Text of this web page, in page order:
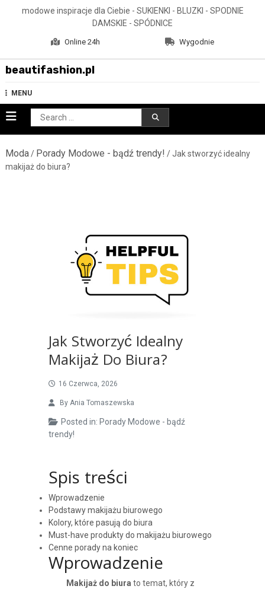
modowe inspiracje dla Ciebie - SUKIENKI - BLUZKI - SPODNIE
DAMSKIE - SPÓDNICE
Online 24h Wygodnie
beautifashion.pl
MENU
Search
for:
Moda/ Porady Modowe - bądź trendy! / Jak stworzyć idealny
makijaż do biura?
Jak Stworzyć Idealny
Makijaż Do Biura?
16 Czerwca, 2026
By Ania Tomaszewska
Posted in: Porady Modowe - bądź
trendy!
Spis treści
Wprowadzenie
Podstawy makijażu biurowego
Kolory, które pasują do biura
Must-have produkty do makijażu biurowego
Cenne porady na koniec
Wprowadzenie
Makijaż do biura to temat, który z